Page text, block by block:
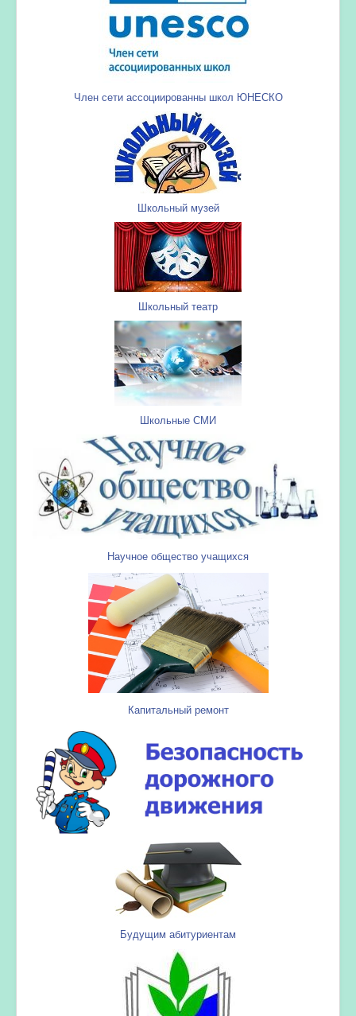
Член сети ассоциированны школ ЮНЕСКО
Школьный музей
Школьный театр
Школьные СМИ
Научное общество учащихся
Капитальный ремонт
Будущим абитуриентам